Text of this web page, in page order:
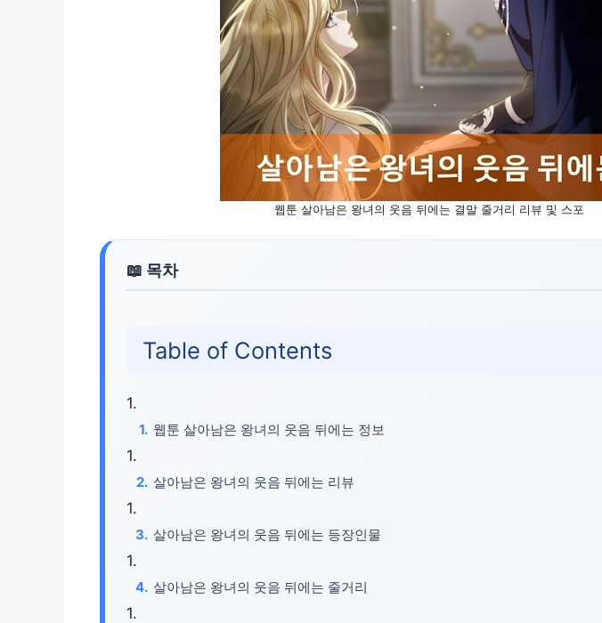
웹툰 살아남은 왕녀의 웃음 뒤에는 결말 줄거리 리뷰 및 스포
Table of Contents
웹툰 살아남은 왕녀의 웃음 뒤에는 정보
살아남은 왕녀의 웃음 뒤에는 리뷰
살아남은 왕녀의 웃음 뒤에는 등장인물
살아남은 왕녀의 웃음 뒤에는 줄거리